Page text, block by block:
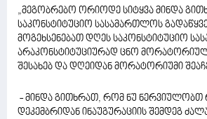
„მეგობრებო ორიოდე სიტყვა მინდა
საკონსტიტუციო სასამართლოს
მოგეხსენებათ დღეს საკონსტიტუციო
არაკონსტიტუციურად ცნო
შესახებ და დღეიდან მორატორიუმი
- მინდა გითხრათ, რომ ნუ ნერვიულობთ
დეკემბრიდან ინაუგურაციის შემდეგ